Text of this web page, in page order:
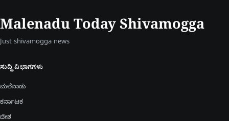
Malenadu Today Shivamogga
Just shivamogga news
ಸುದ್ದಿ ವಿಭಾಗಗಳು
ಮಲೆನಾಡು
ಕರ್ನಾಟಕ
ದೇಶ